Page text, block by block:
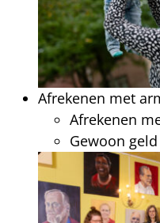
Afrekenen met
Afrekenen
Gewoon